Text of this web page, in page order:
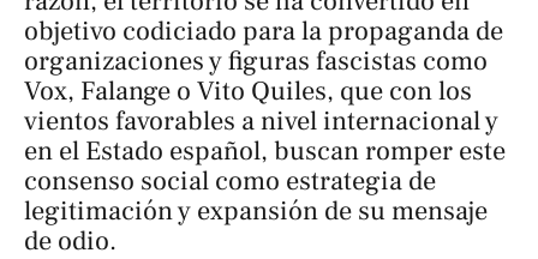
objetivo codiciado para la propaganda de
organizaciones y figuras fascistas como
Vox, Falange o Vito Quiles, que con los
vientos favorables a nivel internacional y
en el Estado español, buscan romper este
consenso social como estrategia de
legitimación y expansión de su mensaje
de odio.